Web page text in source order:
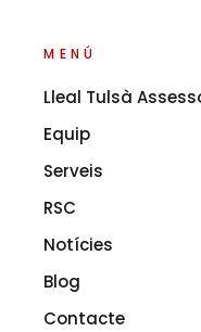
MENÚ
Lleal Tulsà
Equip
Serveis
RSC
Notícies
Blog
Contacte